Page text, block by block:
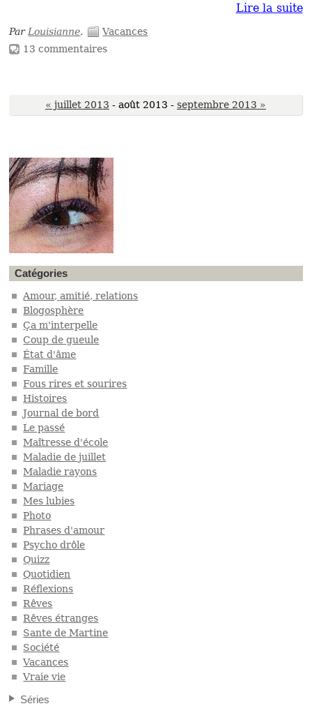
Lire la suite
Par Louisianne.
Vacances
13 commentaires
« juillet 2013 - août 2013 - septembre 2013 »
Catégories
Amour, amitié, relations
Blogosphère
Ça m'interpelle
Coup de gueule
État d'âme
Famille
Fous rires et sourires
Histoires
Journal de bord
Le passé
Maîtresse d'école
Maladie de juillet
Maladie rayons
Mariage
Mes lubies
Photo
Phrases d'amour
Psycho drôle
Quizz
Quotidien
Réflexions
Rêves
Rêves étranges
Sante de Martine
Société
Vacances
Vraie vie
Séries